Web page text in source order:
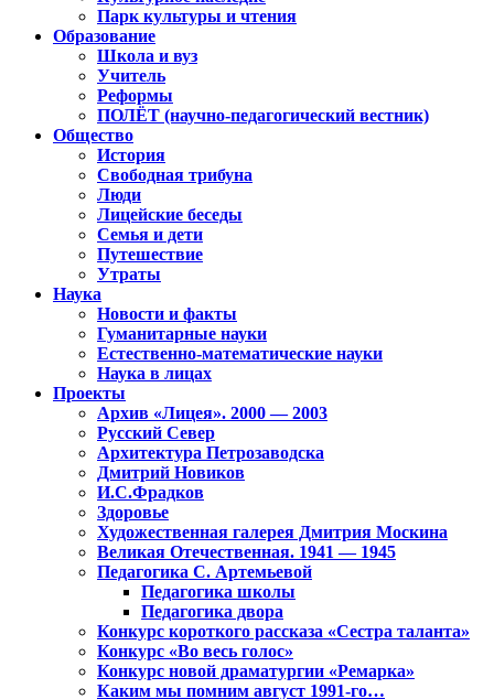
Парк культуры и чтения
Образование
Школа и вуз
Учитель
Реформы
ПОЛЁТ (научно-педагогический вестник)
Общество
История
Свободная трибуна
Люди
Лицейские беседы
Семья и дети
Путешествие
Утраты
Наука
Новости и факты
Гуманитарные науки
Естественно-математические науки
Наука в лицах
Проекты
Архив «Лицея». 2000 — 2003
Русский Север
Архитектура Петрозаводска
Дмитрий Новиков
И.С.Фрадков
Здоровье
Художественная галерея Дмитрия Москина
Великая Отечественная. 1941 — 1945
Педагогика С. Артемьевой
Педагогика школы
Педагогика двора
Конкурс короткого рассказа «Сестра таланта»
Конкурс «Во весь голос»
Конкурс новой драматургии «Ремарка»
Каким мы помним август 1991-го…